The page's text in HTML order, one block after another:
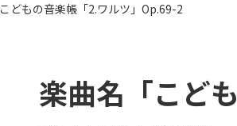
こどもの音楽帳「2.ワルツ」Op.69-2
楽曲名「こど